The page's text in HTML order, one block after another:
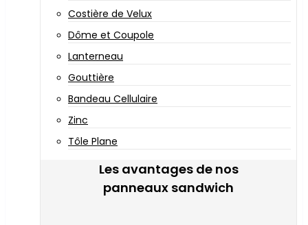
Costière de Velux
Dôme et Coupole
Lanterneau
Gouttière
Bandeau Cellulaire
Zinc
Tôle Plane
Les avantages de nos
panneaux sandwich